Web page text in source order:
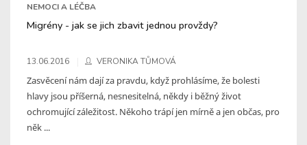
NEMOCI A LÉČBA
Migrény - jak se jich zbavit jednou provždy?
13.06.2016 VERONIKA TŮMOVÁ
Zasvěcení nám dají za pravdu, když prohlásíme, že bolesti
hlavy jsou příšerná, nesnesitelná, někdy i běžný život
ochromující záležitost. Někoho trápí jen mírně a jen občas, pro
něk ...